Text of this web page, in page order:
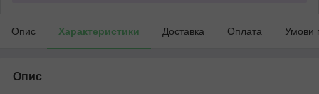
Опис Характеристики Доставка Оплата Умови
Опис